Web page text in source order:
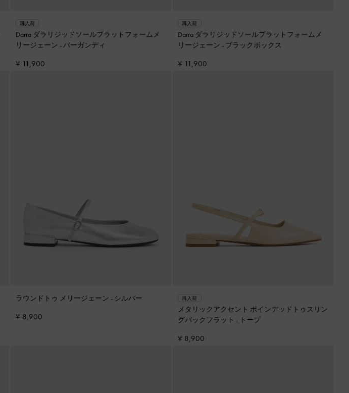
再入荷
Darra ダラリジッドソールプラットフォームメ
リージェーン -バーガンディ
¥ 11,900
再入荷
Darra ダラリジッドソールプラットフォームメ
リージェーン - ブラックボックス
¥ 11,900
ラウンドトゥ メリージェーン - シルバー
¥ 8,900
再入荷
メタリックアクセント ポインデッドトゥスリン
グバックフラット - トープ
¥ 8,900